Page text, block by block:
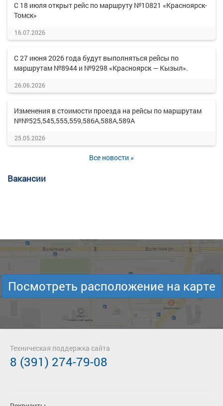
С 18 июля открыт рейс по маршруту №10821 «Красноярск-
Томск»
16.07.2026
С 27 июня 2026 года будут выполняться рейсы по
маршрутам №8944 и №9298 «Красноярск — Кызыл».
26.06.2026
Изменения в стоимости проезда на рейсы по маршрутам
№№525,545,555,559,586А,588А,589А
25.05.2026
Все новости »
Вакансии
Посмотреть расположение на карте
Техническая поддержка сайта
8 (391) 274-79-08